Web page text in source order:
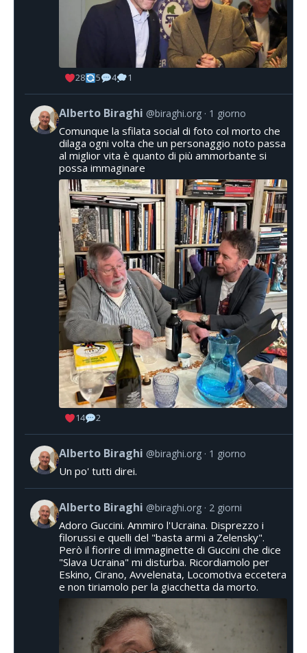
28 5 4 1
Alberto Biraghi @biraghi.org 1 giorno
Comunque la sfilata social di foto col morto che
dilaga ogni volta che un personaggio noto passa
al miglior vita è quanto di più ammorbante si
possa immaginare
14 2
Alberto Biraghi @biraghi.org 1 giorno
Un po' tutti direi.
Alberto Biraghi @biraghi.org 2 giorni
Adoro Guccini. Ammiro l'Ucraina. Disprezzo i
filorussi e quelli del "basta armi a Zelensky".
Però il fiorire di immaginette di Guccini che dice
"Slava Ucraina" mi disturba. Ricordiamolo per
Eskino, Cirano, Avvelenata, Locomotiva eccetera
e non tiriamolo per la giacchetta da morto.